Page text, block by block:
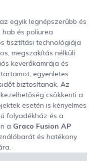
az egyik legnépszerűbb és
és poliurea
tisztítási technológiája
megszakítás nélküli
keverőkamrája és
egyenletes
biztosítanak. Az
csökkenti a
esetén is kényelmes
folyadékház és a
a Graco Fusion AP
és hatékony